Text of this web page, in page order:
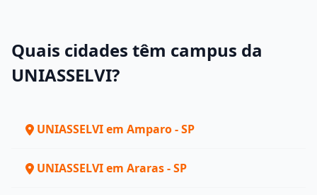
Quais cidades têm campus da
UNIASSELVI?
UNIASSELVI em Amparo - SP
UNIASSELVI em Araras - SP